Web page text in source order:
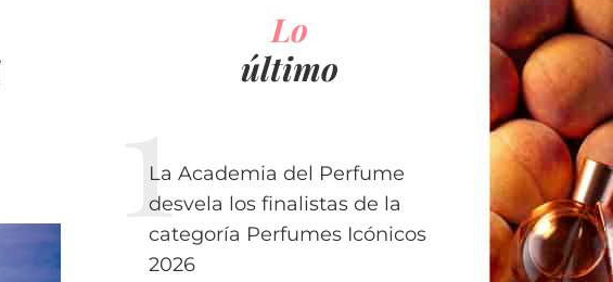
Lo
último
La Academia del Perfume
desvela los finalistas de la
categoría Perfumes Icónicos
2026